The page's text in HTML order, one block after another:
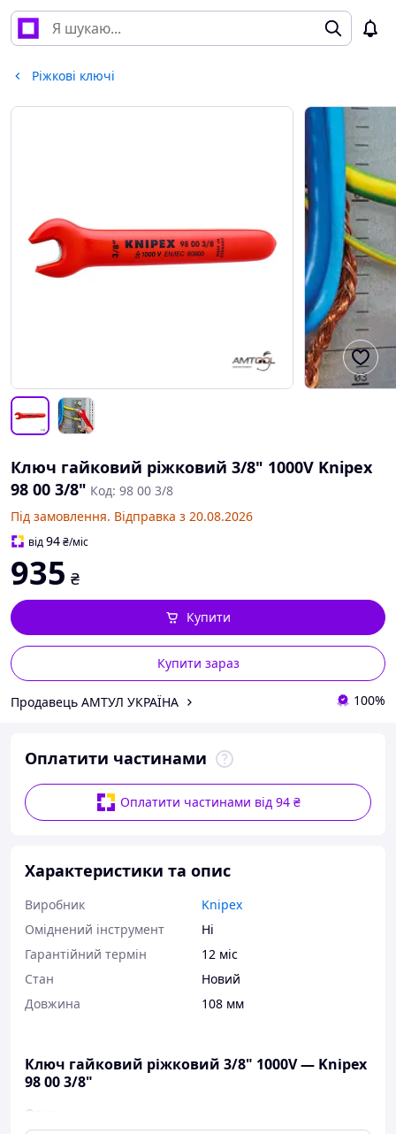
Ріжкові ключі
Ключ гайковий ріжковий 3/8" 1000V Knipex
98 00 3/8" Код: 98 00 3/8
Під замовлення. Відправка з 20.08.2026
від94₴/міс
935 ₴
Купити зараз
Купити
Продавець АМТУЛ УКРАЇНА 100%
Оплатити частинами
Оплатити частинами від 94 ₴
Характеристики та опис
Виробник
Knipex
Оміднений інструмент
Ні
Гарантійний термін
12 міс
Стан
Новий
Довжина
108 мм
Ключ гайковий ріжковий 3/8" 1000V — Knipex
98 00 3/8"
Опис: